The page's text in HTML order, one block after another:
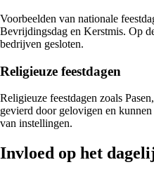
Voorbeelden van nationale
Bevrijdingsdag en Kerstmis. Op
bedrijven gesloten.
Religieuze feestdagen
Religieuze feestdagen zoals
gevierd door gelovigen en
van instellingen.
Invloed op het